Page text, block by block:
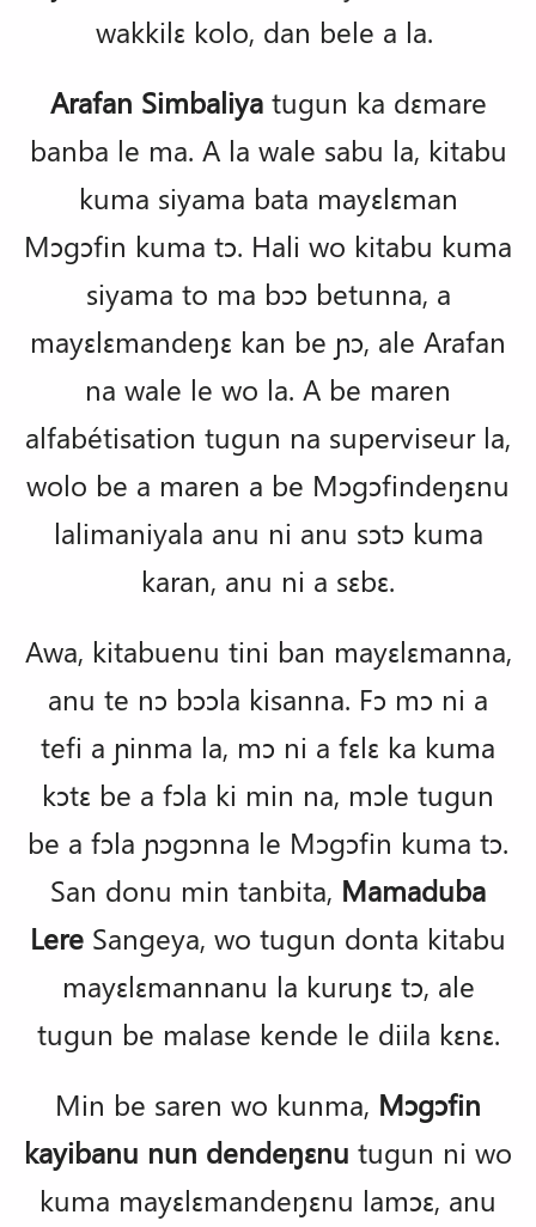
wakkilɛ kolo, dan bele a la.
Arafan Simbaliyatugun ka dɛmare
banba le ma. A la wale sabu la, kitabu
kuma siyama bata mayɛlɛman
Mɔgɔfin kuma tɔ. Hali wo kitabu kuma
siyama to ma bɔɔ betunna, a
mayɛlɛmandeŋɛ kan be ɲɔ, ale Arafan
na wale le wo la. A be maren
alfabétisation tugun na superviseur la,
wolo be a maren a be Mɔgɔfindeŋɛnu
lalimaniyala anu ni anu sɔtɔ kuma
karan, anu ni a sɛbɛ.
Awa, kitabuenu tini ban mayɛlɛmanna,
anu te nɔ bɔɔla kisanna. Fɔ mɔ ni a
tefi a ɲinma la, mɔ ni a fɛlɛ ka kuma
kɔtɛ be a fɔla ki min na, mɔle tugun
be a fɔla ɲɔgɔnna le Mɔgɔfin kuma tɔ.
San donu min tanbita, Mamaduba
Lere Sangeya, wo tugun donta kitabu
mayɛlɛmannanu la kuruŋɛ tɔ, ale
tugun be malase kende le diila kɛnɛ.
Min be saren wo kunma, Mɔgɔfin
kayibanu nun dendeŋɛnu tugun ni wo
kuma mayɛlɛmandeŋɛnu lamɔɛ, anu